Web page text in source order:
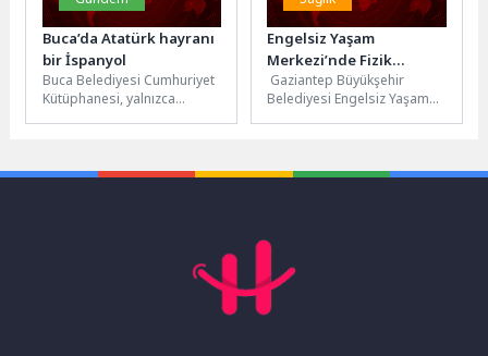
Buca’da Atatürk hayranı
bir İspanyol
Buca Belediyesi Cumhuriyet
Kütüphanesi, yalnızca
Engelsiz Yaşam
Merkezi’nde Fizik
Tedaviye Sanal
Gerçeklik Desteği
Gaziantep Büyükşehir
Belediyesi Engelsiz Yaşam
gerçeklik...